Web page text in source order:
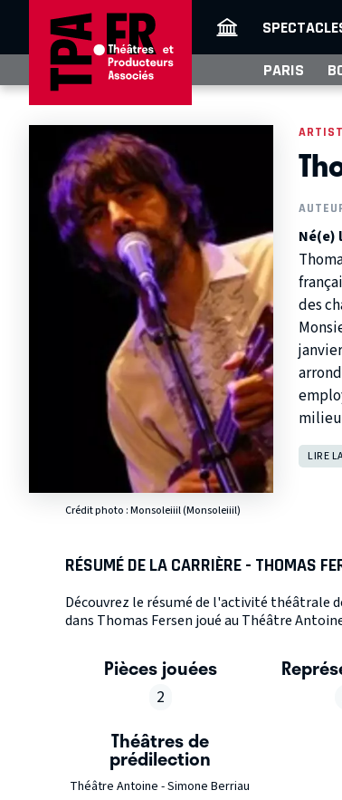
PARIS
Crédit photo :Monsoleiiil (Monsoleiiil)
Né(e)
des
LIRE
RÉSUMÉ DE LA CARRIÈRE - THOMAS
Découvrez le résumé de l'activité théâtrale
dans Thomas Fersen joué au Théâtre
Pièces jouées
2
Théâtres de
prédilection
Théâtre Antoine - Simone Berriau